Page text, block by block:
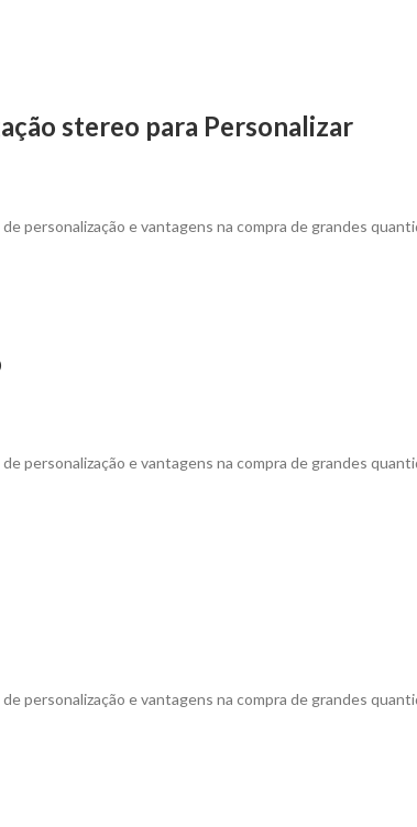
stereo para Personalizar
personalização e vantagens na compra de grandes
personalização e vantagens na compra de grandes
personalização e vantagens na compra de grandes